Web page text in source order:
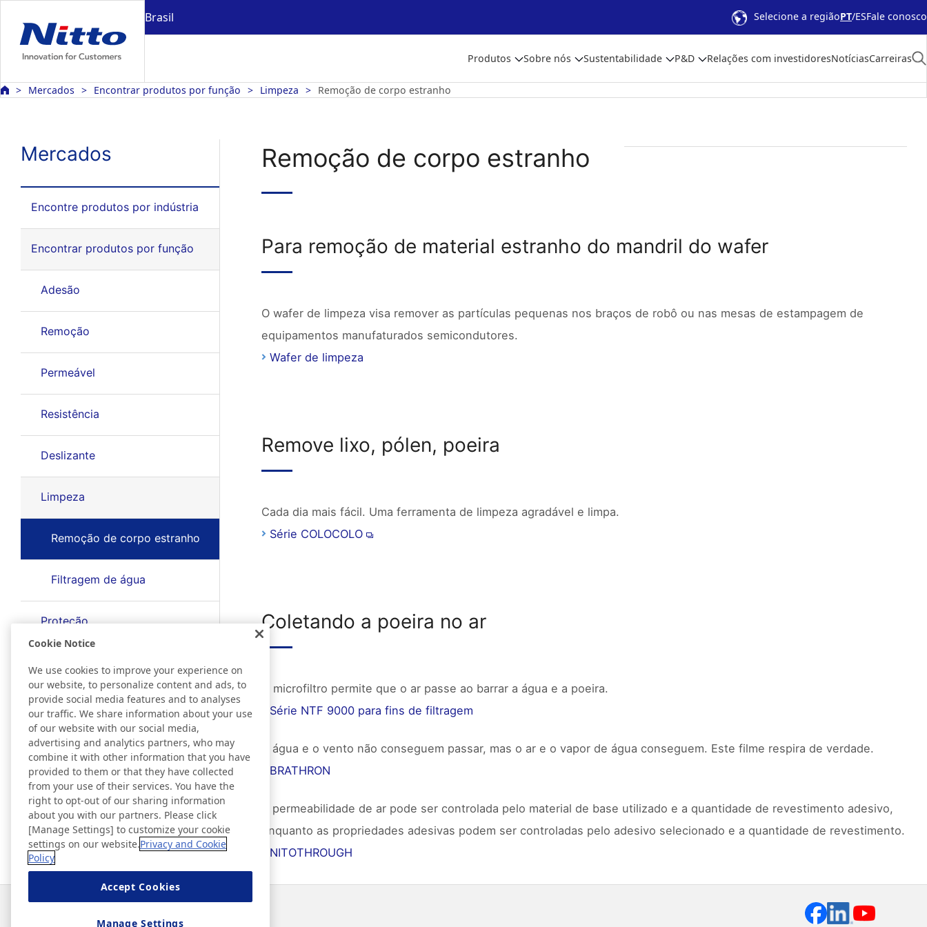
Brasil Selecione a regiãoPT ESFale conosco
Produtos Sobre nós Sustentabilidade P&D Relações com investidoresNotíciasCarreiras
Mercados Encontrar produtos por função Limpeza Remoção de corpo estranho
Mercados
Encontre produtos por indústria
Encontrar produtos por função
Adesão
Remoção
Permeável
Resistência
Deslizante
Limpeza
Remoção de corpo estranho
Filtragem de água
Proteção
Cuidado
Isolamento
Remoção de corpo estranho
Para remoção de material estranho do mandril do wafer
O wafer de limpeza visa remover as partículas pequenas nos braços de robô ou nas mesas de estampagem de
equipamentos manufaturados semicondutores.
Wafer de limpeza
Remove lixo, pólen, poeira
Cada dia mais fácil. Uma ferramenta de limpeza agradável e limpa.
Série COLOCOLO
Coletando a poeira no ar
O microfiltro permite que o ar passe ao barrar a água e a poeira.
Série NTF 9000 para fins de filtragem
A água e o vento não conseguem passar, mas o ar e o vapor de água conseguem. Este filme respira de verdade.
BRATHRON
A permeabilidade de ar pode ser controlada pelo material de base utilizado e a quantidade de revestimento adesivo,
enquanto as propriedades adesivas podem ser controladas pelo adesivo selecionado e a quantidade de revestimento.
NITOTHROUGH
Cookie Notice
We use cookies to improve your experience on
our website, to personalize content and ads, to
provide social media features and to analyses
our traffic. We share information about your use
of our website with our social media,
advertising and analytics partners, who may
combine it with other information that you have
provided to them or that they have collected
from your use of their services. You have the
right to opt-out of our sharing information
about you with our partners. Please click
[Manage Settings] to customize your cookie
settings on our website.Privacy and Cookie
Policy
Accept Cookies
Manage Settings